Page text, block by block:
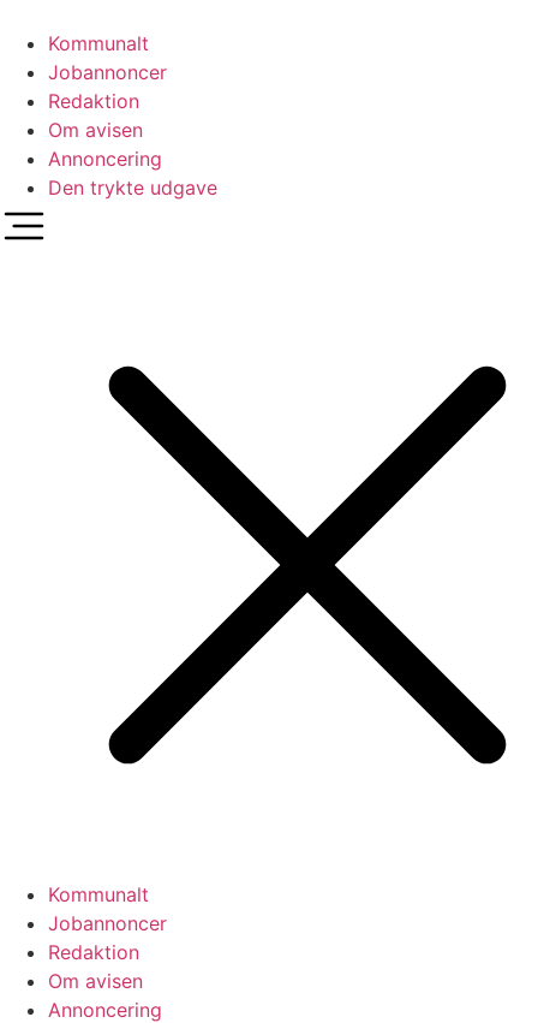
indhold
Kommunalt
Jobannoncer
Redaktion
Om avisen
Annoncering
Den trykte udgave
Kommunalt
Jobannoncer
Redaktion
Om avisen
Annoncering